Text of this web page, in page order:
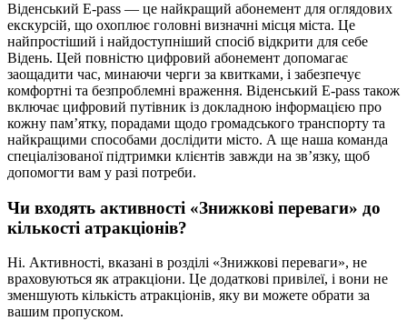
Віденський E-pass — це найкращий абонемент для оглядових
екскурсій, що охоплює головні визначні місця міста. Це
найпростіший і найдоступніший спосіб відкрити для себе
Відень. Цей повністю цифровий абонемент допомагає
заощадити час, минаючи черги за квитками, і забезпечує
комфортні та безпроблемні враження. Віденський E-pass також
включає цифровий путівник із докладною інформацією про
кожну пам’ятку, порадами щодо громадського транспорту та
найкращими способами дослідити місто. А ще наша команда
спеціалізованої підтримки клієнтів завжди на зв’язку, щоб
допомогти вам у разі потреби.
Чи входять активності «Знижкові переваги» до
кількості атракціонів?
Ні. Активності, вказані в розділі «Знижкові переваги», не
враховуються як атракціони. Це додаткові привілеї, і вони не
зменшують кількість атракціонів, яку ви можете обрати за
вашим пропуском.